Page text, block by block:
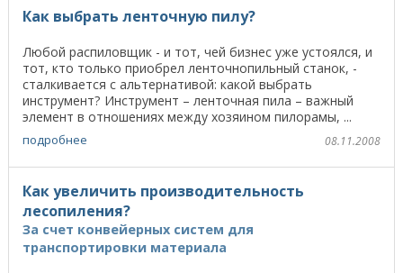
Как выбрать ленточную пилу?
Любой распиловщик - и тот, чей бизнес уже устоялся, и
тот, кто только приобрел ленточнопильный станок, -
сталкивается с альтернативой: какой выбрать
инструмент? Инструмент – ленточная пила – важный
элемент в отношениях между хозяином пилорамы, ...
подробнее 08.11.2008
Как увеличить производительность
лесопиления?
За счет конвейерных систем для
транспортировки материала